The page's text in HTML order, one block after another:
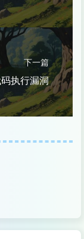
下一篇
执行漏洞